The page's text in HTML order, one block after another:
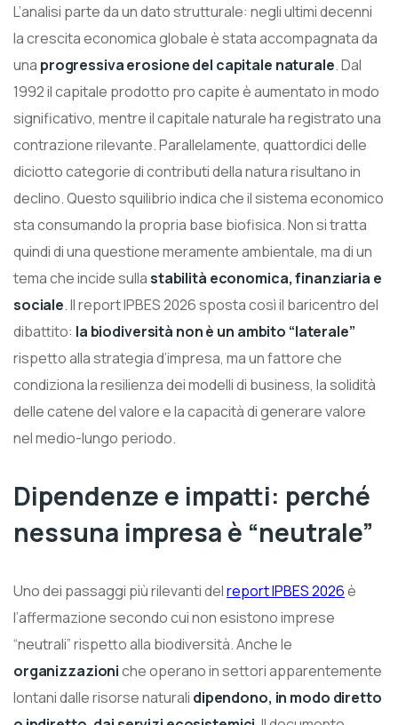
L’analisi parte da un dato strutturale: negli ultimi decenni
la crescita economica globale è stata accompagnata da
una progressiva erosione del capitale naturale. Dal
1992 il capitale prodotto pro capite è aumentato in modo
significativo, mentre il capitale naturale ha registrato una
contrazione rilevante. Parallelamente, quattordici delle
diciotto categorie di contributi della natura risultano in
declino. Questo squilibrio indica che il sistema economico
sta consumando la propria base biofisica. Non si tratta
quindi di una questione meramente ambientale, ma di un
tema che incide sullastabilità economica, finanziaria e
sociale. Il report IPBES 2026 sposta così il baricentro del
dibattito: la biodiversità non è un ambito “laterale”
rispetto alla strategia d’impresa, ma un fattore che
condiziona la resilienza dei modelli di business, la solidità
delle catene del valore e la capacità di generare valore
nel medio-lungo periodo.
Dipendenze e impatti: perché
nessuna impresa è “neutrale”
Uno dei passaggi più rilevanti delreport IPBES 2026è
l’affermazione secondo cui non esistono imprese
“neutrali” rispetto alla biodiversità. Anche le
organizzazioniche operano in settori apparentemente
lontani dalle risorse naturali dipendono, in modo diretto